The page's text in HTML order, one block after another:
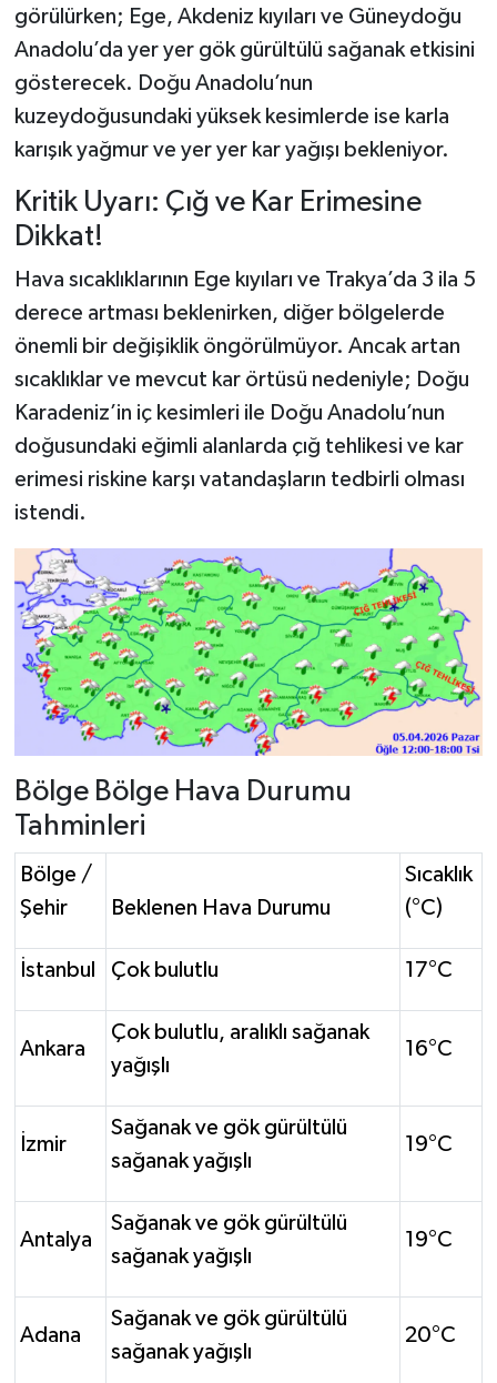
görülürken; Ege, Akdeniz kıyıları ve Güneydoğu
Anadolu’da yer yer gök gürültülü sağanak etkisini
gösterecek. Doğu Anadolu’nun
kuzeydoğusundaki yüksek kesimlerde ise karla
karışık yağmur ve yer yer kar yağışı bekleniyor.
Kritik Uyarı: Çığ ve Kar Erimesine
Dikkat!
Hava sıcaklıklarının Ege kıyıları ve Trakya’da 3 ila 5
derece artması beklenirken, diğer bölgelerde
önemli bir değişiklik öngörülmüyor. Ancak artan
sıcaklıklar ve mevcut kar örtüsü nedeniyle; Doğu
Karadeniz’in iç kesimleri ile Doğu Anadolu’nun
doğusundaki eğimli alanlarda çığ tehlikesi ve kar
erimesi riskine karşı vatandaşların tedbirli olması
istendi.
Bölge Bölge Hava Durumu
Tahminleri
Bölge /
Şehir
Beklenen Hava Durumu
Sıcaklık
(°C)
İstanbul Çok bulutlu 17°C
Ankara
Çok bulutlu, aralıklı sağanak
yağışlı
16°C
İzmir
Sağanak ve gök gürültülü
sağanak yağışlı
19°C
Antalya
Sağanak ve gök gürültülü
sağanak yağışlı
19°C
Adana
Sağanak ve gök gürültülü
sağanak yağışlı
20°C